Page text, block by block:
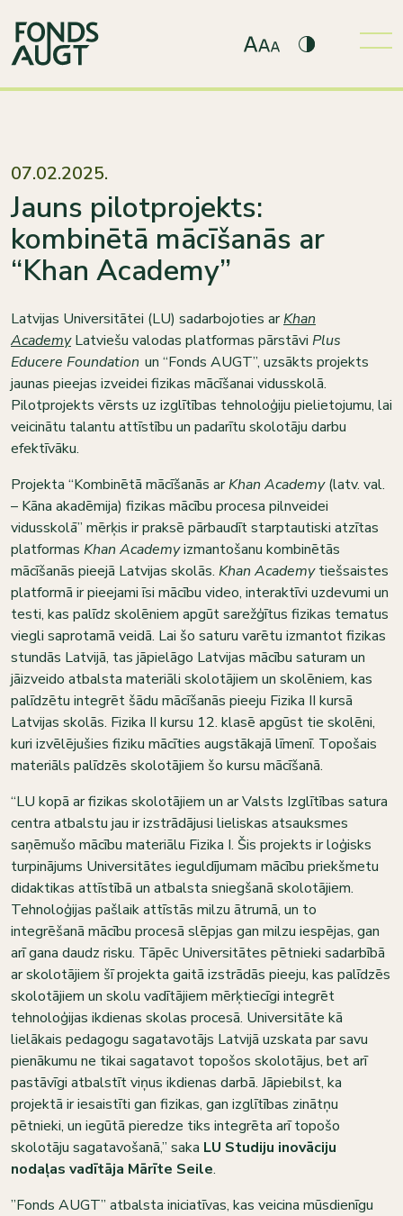
07.02.2025.
Jauns pilotprojekts:
kombinētā mācīšanās ar
“Khan Academy”
Latvijas Universitātei (LU) sadarbojoties arKhan
AcademyLatviešu valodas platformas pārstāvi Plus
Educere Foundation un “Fonds AUGT”, uzsākts projekts
jaunas pieejas izveidei fizikas mācīšanai vidusskolā.
Pilotprojekts vērsts uz izglītības tehnoloģiju pielietojumu, lai
veicinātu talantu attīstību un padarītu skolotāju darbu
efektīvāku.
Projekta “Kombinētā mācīšanās arKhan Academy (latv. val.
– Kāna akadēmija) fizikas mācību procesa pilnveidei
vidusskolā” mērķis ir praksē pārbaudīt starptautiski atzītas
platformas Khan Academyizmantošanu kombinētās
mācīšanās pieejā Latvijas skolās. Khan Academytiešsaistes
platformā ir pieejami īsi mācību video, interaktīvi uzdevumi un
testi, kas palīdz skolēniem apgūt sarežģītus fizikas tematus
viegli saprotamā veidā. Lai šo saturu varētu izmantot fizikas
stundās Latvijā, tas jāpielāgo Latvijas mācību saturam un
jāizveido atbalsta materiāli skolotājiem un skolēniem, kas
palīdzētu integrēt šādu mācīšanās pieeju Fizika II kursā
Latvijas skolās. Fizika II kursu 12. klasē apgūst tie skolēni,
kuri izvēlējušies fiziku mācīties augstākajā līmenī. Topošais
materiāls palīdzēs skolotājiem šo kursu mācīšanā.
“LU kopā ar fizikas skolotājiem un ar Valsts Izglītības satura
centra atbalstu jau ir izstrādājusi lieliskas atsauksmes
saņēmušo mācību materiālu Fizika I. Šis projekts ir loģisks
turpinājums Universitātes ieguldījumam mācību priekšmetu
didaktikas attīstībā un atbalsta sniegšanā skolotājiem.
Tehnoloģijas pašlaik attīstās milzu ātrumā, un to
integrēšanā mācību procesā slēpjas gan milzu iespējas, gan
arī gana daudz risku. Tāpēc Universitātes pētnieki sadarbībā
ar skolotājiem šī projekta gaitā izstrādās pieeju, kas palīdzēs
skolotājiem un skolu vadītājiem mērķtiecīgi integrēt
tehnoloģijas ikdienas skolas procesā. Universitāte kā
lielākais pedagogu sagatavotājs Latvijā uzskata par savu
pienākumu ne tikai sagatavot topošos skolotājus, bet arī
pastāvīgi atbalstīt viņus ikdienas darbā. Jāpiebilst, ka
projektā ir iesaistīti gan fizikas, gan izglītības zinātņu
pētnieki, un iegūtā pieredze tiks integrēta arī topošo
skolotāju sagatavošanā,” saka LU Studiju inovāciju
nodaļas vadītāja Mārīte Seile.
”Fonds AUGT” atbalsta iniciatīvas, kas veicina mūsdienīgu